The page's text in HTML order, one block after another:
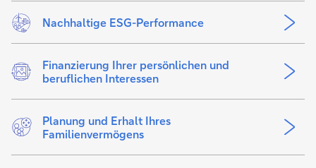
Nachhaltige ESG-Performance
Finanzierung Ihrer persönlichen und
beruflichen Interessen
Planung und Erhalt Ihres
Familienvermögens